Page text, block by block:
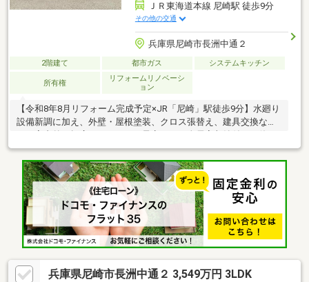
ＪＲ東海道本線 尼崎駅 徒歩9分
その他の交通
兵庫県尼崎市長洲中通２
2階建て 都市ガス システムキッチン
所有権
リフォームリノベーシ
ョン
【令和8年8月リフォーム完成予定×JR「尼崎」駅徒歩9分】水廻り
設備新調に加え、外壁・屋根塗装、クロス張替え、建具交換な
勝手の良い間取りに加え、駐車スペース1台分も確保。生活利便
性・子育て環境ともに良好なのも嬉しいポイント。JR「尼崎」駅
徒歩圏でマイホームをお探しの方は、ぜひご検討ください♪2026
年8月リフォーム完成予定外装…外壁・屋根塗装新規…キッチン、
浴室、洗面化粧台、トイレ貼替…クロス、クッションフロア他交
換…給湯器、建具フローリング上貼り、白蟻点検、ハウスクリー
ニング
兵庫県尼崎市長洲中通２ 3,549万円 3LDK